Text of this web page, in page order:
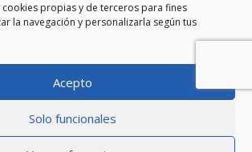
cookies propias y de terceros para fines
la navegación y personalizarla según tus
Acepto
Solo funcionales